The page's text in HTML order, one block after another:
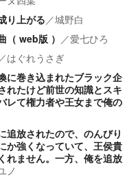
り上がる／城野白
（ web版 ） ／愛七ひろ
はぐれうさぎ
に巻き込まれたブラック企
れたけど前世の知識とスキ
レて権力者や王女まで俺の
追放されたので、のんびり
か強くなっていて、王侯貴
れません。一方、俺を追放
ノ